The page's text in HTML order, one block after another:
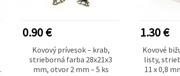
0.90 €
Kovový prívesok – krab,
strieborná farba 28x21x3
mm, otvor 2 mm – 5 ks
1.30 €
Kovové
listy,
11 x 0,8